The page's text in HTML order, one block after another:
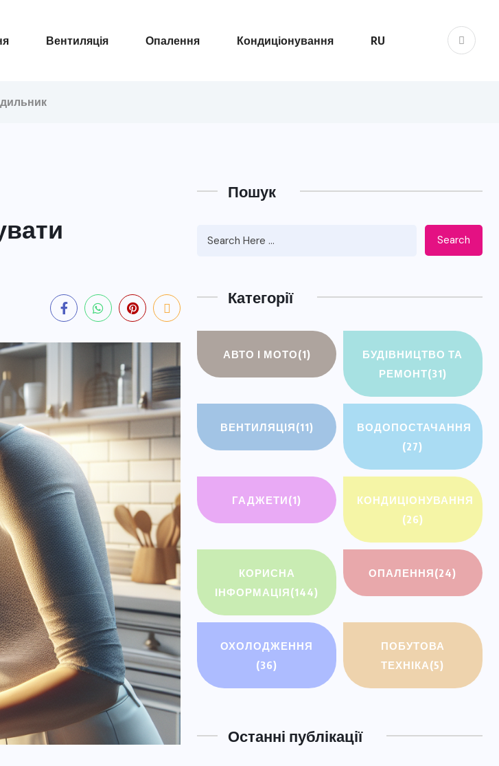
Вентиляція Опалення Кондиціонування RU
Пошук
Search
Категорії
АВТО І МОТО(1)
БУДІВНИЦТВО ТА
РЕМОНТ(31)
ВЕНТИЛЯЦІЯ(11)
ВОДОПОСТАЧАННЯ
(27)
ГАДЖЕТИ(1)
КОНДИЦІОНУВАННЯ
(26)
КОРИСНА
ІНФОРМАЦІЯ(144)
ОПАЛЕННЯ(24)
ОХОЛОДЖЕННЯ
(36)
ПОБУТОВА
ТЕХНІКА(5)
Останні публікації